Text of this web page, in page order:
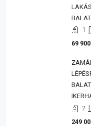
1
69
2
249